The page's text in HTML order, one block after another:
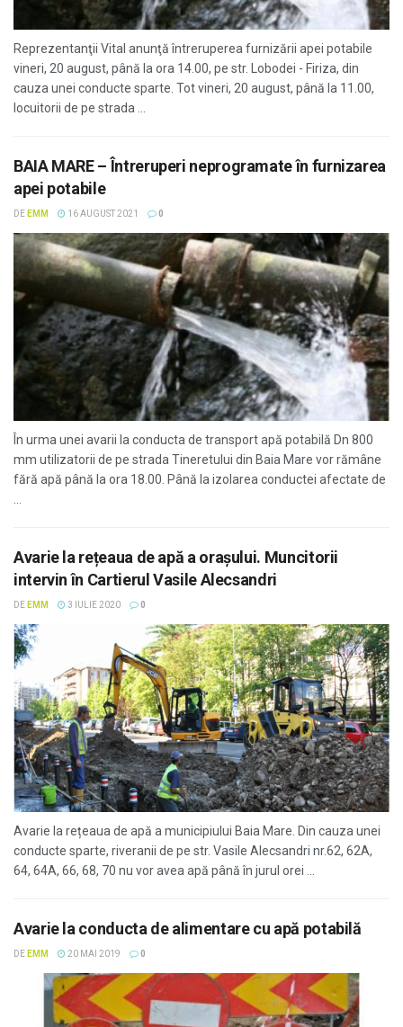
Reprezentanţii Vital anunţă întreruperea furnizării apei potabile
vineri, 20 august, până la ora 14.00, pe str. Lobodei - Firiza, din
cauza unei conducte sparte. Tot vineri, 20 august, până la 11.00,
locuitorii de pe strada ...
BAIA MARE – Întreruperi neprogramate în furnizarea
apei potabile
DE EMM 16 AUGUST 2021 0
În urma unei avarii la conducta de transport apă potabilă Dn 800
mm utilizatorii de pe strada Tineretului din Baia Mare vor rămâne
fără apă până la ora 18.00. Până la izolarea conductei afectate de
Avarie la rețeaua de apă a orașului. Muncitorii
intervin în Cartierul Vasile Alecsandri
DE EMM 3 IULIE 2020 0
Avarie la rețeaua de apă a municipiului Baia Mare. Din cauza unei
conducte sparte, riveranii de pe str. Vasile Alecsandri nr.62, 62A,
64, 64A, 66, 68, 70 nu vor avea apă până în jurul orei ...
Avarie la conducta de alimentare cu apă potabilă
DE EMM 20 MAI 2019 0